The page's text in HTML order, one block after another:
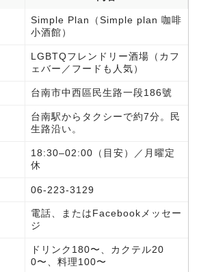
Simple Plan（Simple plan 咖啡
小酒館）
LGBTQフレンドリー酒場（カフ
ェバー／フードも人気）
台南市中西區民生路一段186號
台南駅からタクシーで約7分。民
生路沿い。
18:30–02:00（目安）／月曜定
休
06-223-3129
電話、またはFacebookメッセー
ジ
ドリンク180〜、カクテル20
0〜、料理100〜